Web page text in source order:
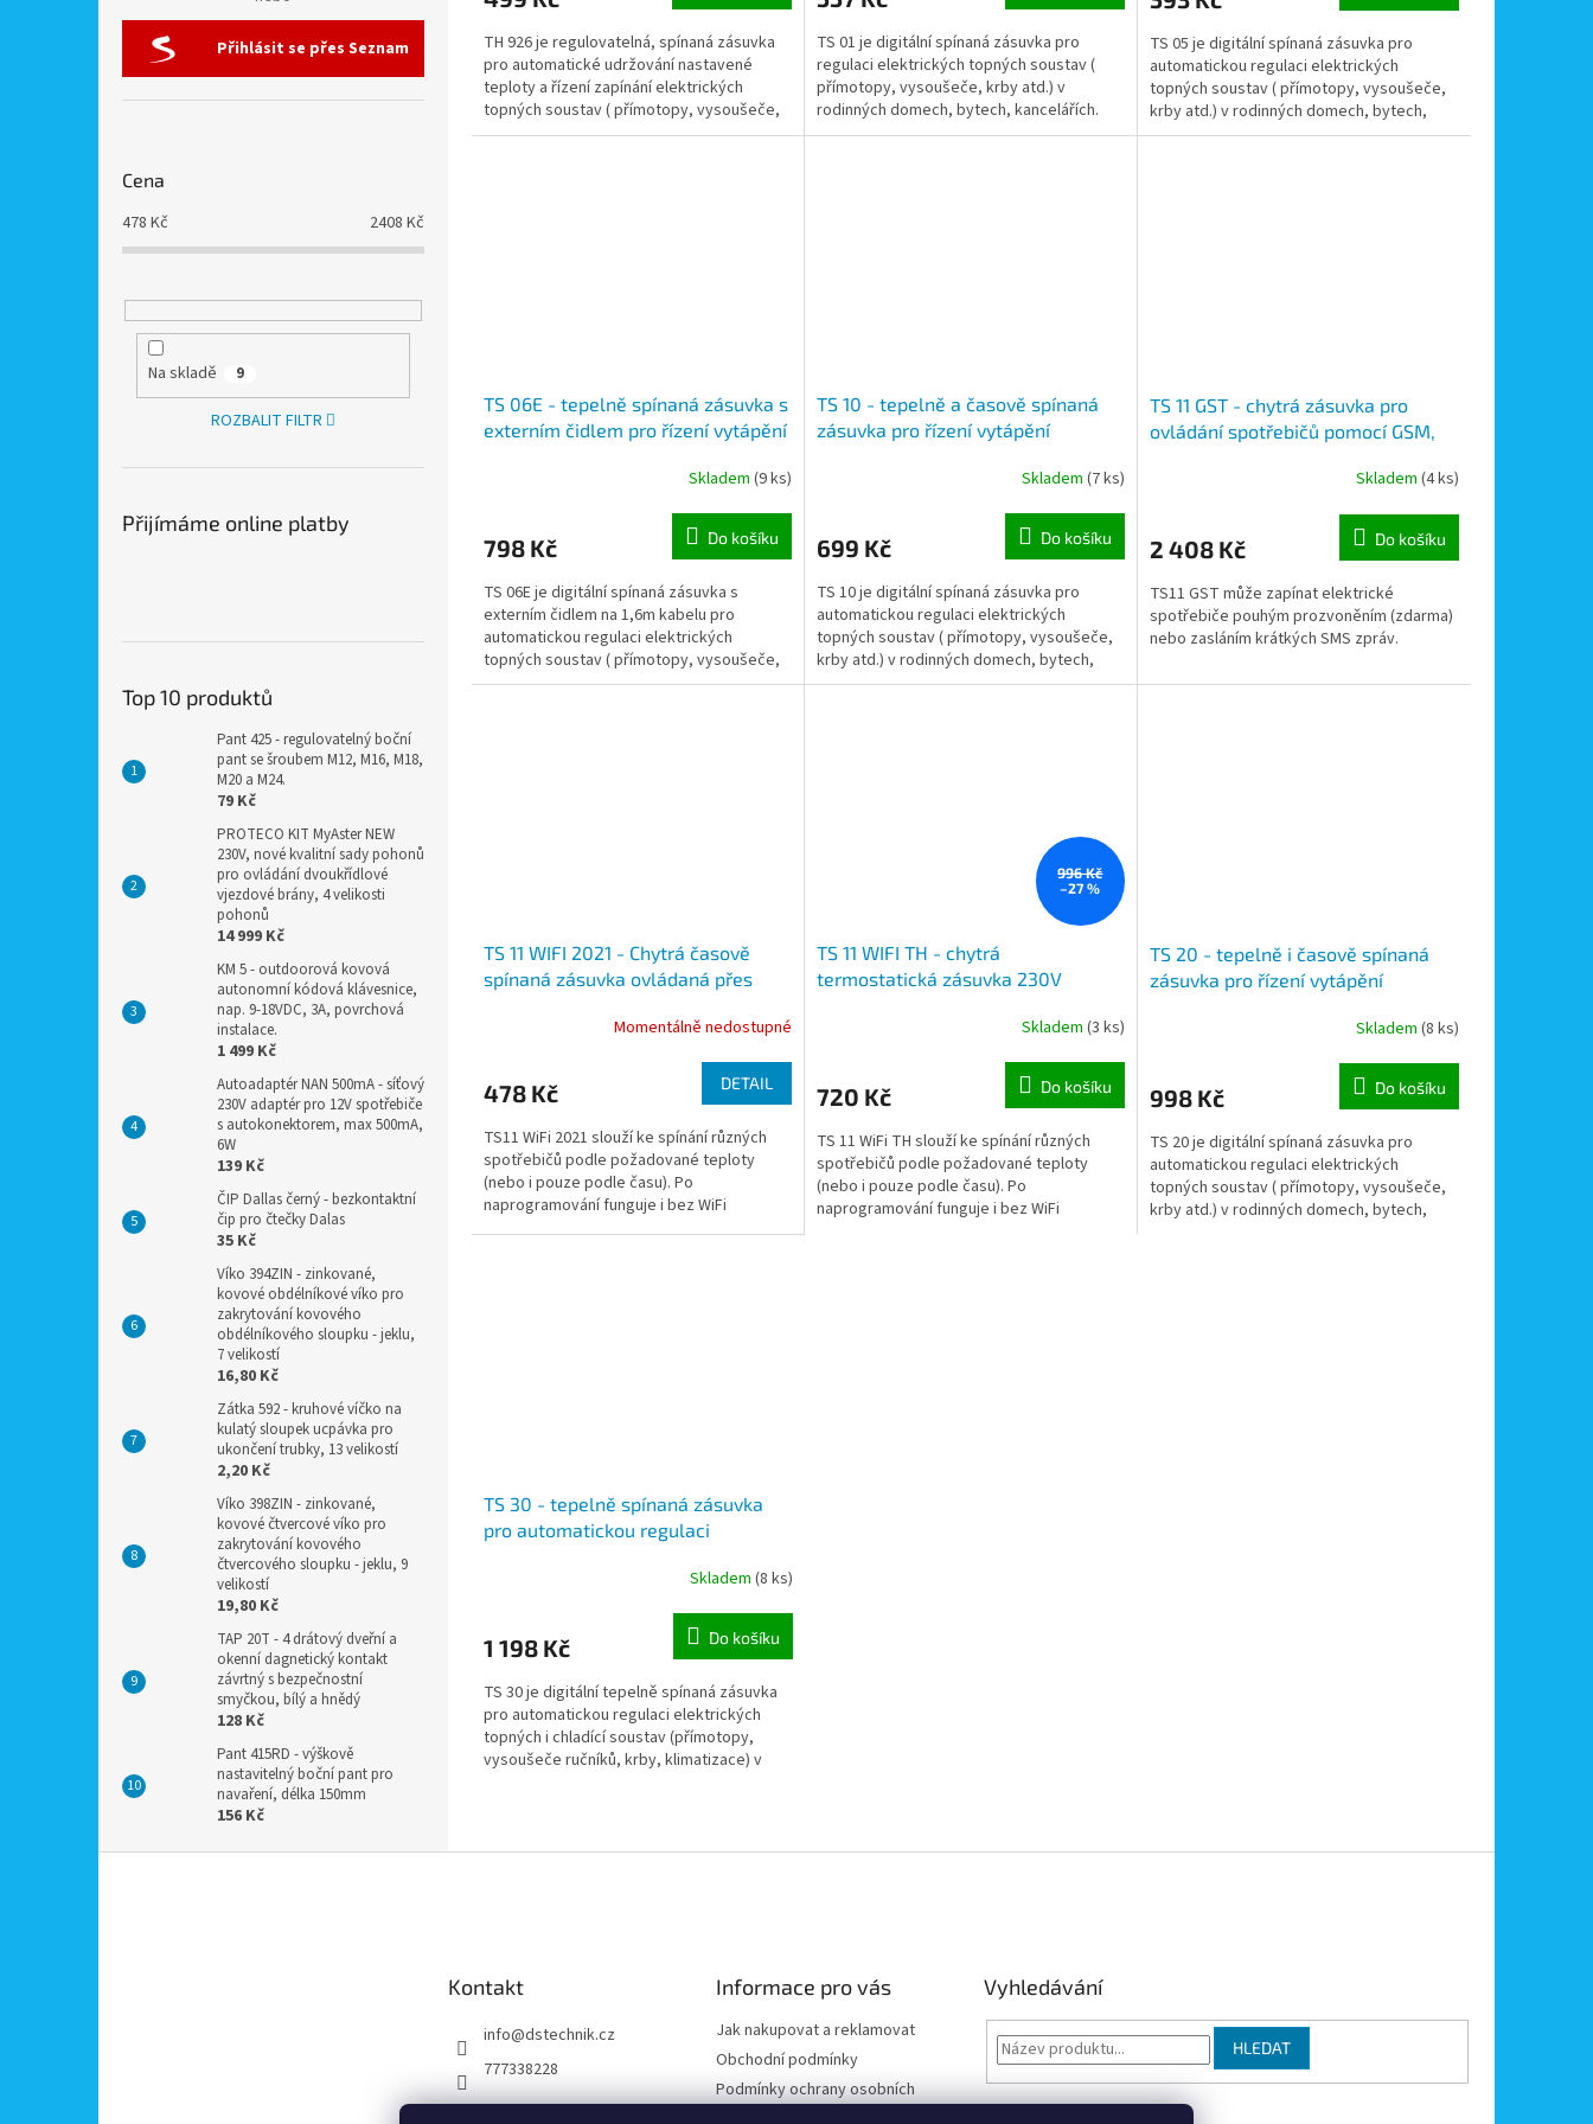
Přihlásit se přes Seznam
Cena
478 Kč 2408 Kč
Na skladě 9
ROZBALIT FILTR
Přijímáme online platby
Top 10 produktů
Pant 425 - regulovatelný boční
pant se šroubem M12, M16, M18,
M20 a M24.
79 Kč
PROTECO KIT MyAster NEW
230V, nové kvalitní sady pohonů
pro ovládání dvoukřídlové
vjezdové brány, 4 velikosti
pohonů
14 999 Kč
KM 5 - outdoorová kovová
autonomní kódová klávesnice,
nap. 9-18VDC, 3A, povrchová
instalace.
1 499 Kč
Autoadaptér NAN 500mA - síťový
230V adaptér pro 12V spotřebiče
s autokonektorem, max 500mA,
6W
139 Kč
ČIP Dallas černý - bezkontaktní
čip pro čtečky Dalas
35 Kč
Víko 394ZIN - zinkované,
kovové obdélníkové víko pro
zakrytování kovového
obdélníkového sloupku - jeklu,
7 velikostí
16,80 Kč
Zátka 592 - kruhové víčko na
kulatý sloupek ucpávka pro
ukončení trubky, 13 velikostí
2,20 Kč
Víko 398ZIN - zinkované,
kovové čtvercové víko pro
zakrytování kovového
čtvercového sloupku - jeklu, 9
velikostí
19,80 Kč
TAP 20T - 4 drátový dveřní a
okenní dagnetický kontakt
závrtný s bezpečnostní
smyčkou, bílý a hnědý
128 Kč
Pant 415RD - výškově
nastavitelný boční pant pro
navaření, délka 150mm
156 Kč
TH 926 je regulovatelná, spínaná zásuvka
pro automatické udržování nastavené
teploty a řízení zapínání elektrických
topných soustav ( přímotopy, vysoušeče,
krby atd.) nebo...
TS 01 je digitální spínaná zásuvka pro
regulaci elektrických topných soustav (
přímotopy, vysoušeče, krby atd.) v
rodinných domech, bytech, kancelářích.
Jednoduché ovládání...
TS 05 je digitální spínaná zásuvka pro
automatickou regulaci elektrických
topných soustav ( přímotopy, vysoušeče,
krby atd.) v rodinných domech, bytech,
kancelářích.
TS 06E - tepelně spínaná zásuvka s
externím čidlem pro řízení vytápění
Skladem (9 ks)
798 Kč Do košíku
TS 06E je digitální spínaná zásuvka s
externím čidlem na 1,6m kabelu pro
automatickou regulaci elektrických
topných soustav ( přímotopy, vysoušeče,
krby atd.) v rodinných...
TS 10 - tepelně a časově spínaná
zásuvka pro řízení vytápění
Skladem (7 ks)
699 Kč Do košíku
TS 10 je digitální spínaná zásuvka pro
automatickou regulaci elektrických
topných soustav ( přímotopy, vysoušeče,
krby atd.) v rodinných domech, bytech,
kancelářích.
TS 11 GST - chytrá zásuvka pro
ovládání spotřebičů pomocí GSM,
Skladem (4 ks)
2 408 Kč Do košíku
TS11 GST může zapínat elektrické
spotřebiče pouhým prozvoněním (zdarma)
nebo zasláním krátkých SMS zpráv.
TS 11 WIFI 2021 - Chytrá časově
spínaná zásuvka ovládaná přes
Momentálně nedostupné
478 Kč DETAIL
TS11 WiFi 2021 slouží ke spínání různých
spotřebičů podle požadované teploty
(nebo i pouze podle času). Po
naprogramování funguje i bez WiFi
připojení v autonomním režimu.
996 Kč
–27 %
TS 11 WIFI TH - chytrá
termostatická zásuvka 230V
nastavení a ovládání mobilním
Skladem (3 ks)
720 Kč Do košíku
TS 11 WiFi TH slouží ke spínání různých
spotřebičů podle požadované teploty
(nebo i pouze podle času). Po
naprogramování funguje i bez WiFi
TS 20 - tepelně i časově spínaná
zásuvka pro řízení vytápění
Skladem (8 ks)
998 Kč Do košíku
TS 20 je digitální spínaná zásuvka pro
automatickou regulaci elektrických
topných soustav ( přímotopy, vysoušeče,
krby atd.) v rodinných domech, bytech,
TS 30 - tepelně spínaná zásuvka
pro automatickou regulaci
soustav, 6 teplotních úrovníSkladem (8 ks)
1 198 Kč Do košíku
TS 30 je digitální tepelně spínaná zásuvka
pro automatickou regulaci elektrických
topných i chladící soustav (přímotopy,
vysoušeče ručníků, krby, klimatizace) v
l
v
Kontakt
info@dstechnik.cz
777338228
Informace pro vás
Jak nakupovat a reklamovat
Obchodní podmínky
Podmínky ochrany osobních
Vyhledávání
HLEDAT